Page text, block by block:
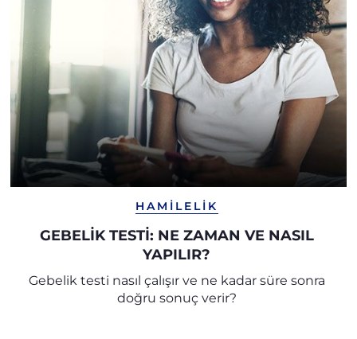
HAMILELIK
GEBELİK TESTİ: NE ZAMAN VE NASIL
YAPILIR?
Gebelik testi nasıl çalışır ve ne kadar süre sonra
doğru sonuç verir?